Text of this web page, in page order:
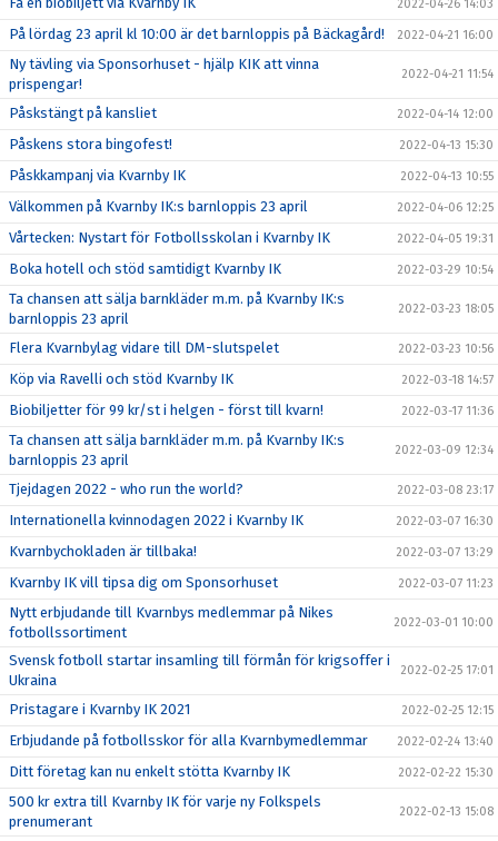
2022-04-26 14:03
På lördag 23 april kl 10:00 är det barnloppis på Bäckagård! 2022-04-21 16:00
Ny tävling via Sponsorhuset - hjälp KIK att vinna
prispengar!
2022-04-21 11:54
Påskstängt på kansliet 2022-04-14 12:00
Påskens stora bingofest! 2022-04-13 15:30
Påskkampanj via Kvarnby IK 2022-04-13 10:55
Välkommen på Kvarnby IK:s barnloppis 23 april 2022-04-06 12:25
Vårtecken: Nystart för Fotbollsskolan i Kvarnby IK 2022-04-05 19:31
Boka hotell och stöd samtidigt Kvarnby IK 2022-03-29 10:54
Ta chansen att sälja barnkläder m.m. på Kvarnby IK:s
barnloppis 23 april
2022-03-23 18:05
Flera Kvarnbylag vidare till DM-slutspelet 2022-03-23 10:56
Köp via Ravelli och stöd Kvarnby IK 2022-03-18 14:57
Biobiljetter för 99 kr/st i helgen - först till kvarn! 2022-03-17 11:36
Ta chansen att sälja barnkläder m.m. på Kvarnby IK:s
barnloppis 23 april
2022-03-09 12:34
Tjejdagen 2022 - who run the world? 2022-03-08 23:17
Internationella kvinnodagen 2022 i Kvarnby IK 2022-03-07 16:30
Kvarnbychokladen är tillbaka! 2022-03-07 13:29
Kvarnby IK vill tipsa dig om Sponsorhuset 2022-03-07 11:23
Nytt erbjudande till Kvarnbys medlemmar på Nikes
fotbollssortiment
2022-03-01 10:00
Svensk fotboll startar insamling till förmån för krigsoffer i
Ukraina
2022-02-25 17:01
Pristagare i Kvarnby IK 2021 2022-02-25 12:15
Erbjudande på fotbollsskor för alla Kvarnbymedlemmar 2022-02-24 13:40
Ditt företag kan nu enkelt stötta Kvarnby IK 2022-02-22 15:30
500 kr extra till Kvarnby IK för varje ny Folkspels
prenumerant
2022-02-13 15:08